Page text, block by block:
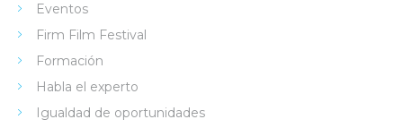
Eventos
Firm Film Festival
Formación
Habla el experto
Igualdad de oportunidades